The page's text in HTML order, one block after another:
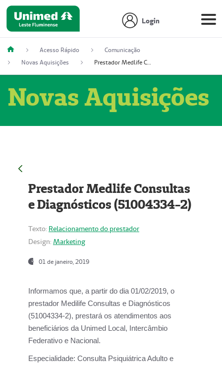
Login
Acesso Rápido
Comunicação
Novas Aquisições
Prestador Medlife Consultas e Diagnósticos (51004334-2)
Novas Aquisições
Prestador Medlife Consultas
e Diagnósticos (51004334-2)
Texto: Relacionamento do prestador
Design: Marketing
01 de janeiro, 2019
Informamos que, a partir do dia 01/02/2019, o
prestador Medilife Consultas e Diagnósticos
(51004334-2), prestará os atendimentos aos
beneficiários da Unimed Local, Intercâmbio
Federativo e Nacional.
Especialidade: Consulta Psiquiátrica Adulto e